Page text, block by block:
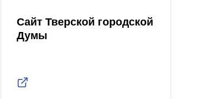
Сайт Тверской городской
Думы